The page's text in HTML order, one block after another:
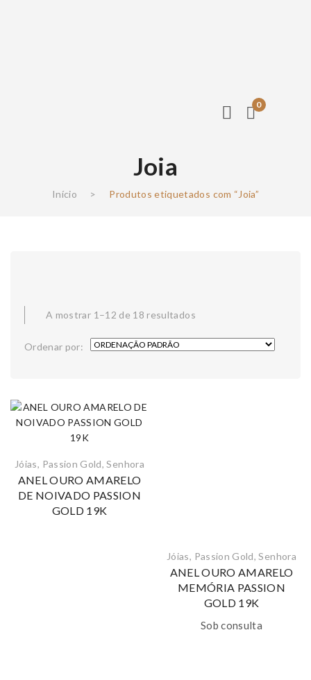
0
Joia
Início > Produtos etiquetados com “Joia”
A mostrar 1–12 de 18 resultados
Ordenar por:
Jóias, Passion Gold,Senhora
ANEL OURO AMARELO
DE NOIVADO PASSION
GOLD 19K
Jóias, Passion Gold,Senhora
ANEL OURO AMARELO
MEMÓRIA PASSION
GOLD 19K
Sob consulta